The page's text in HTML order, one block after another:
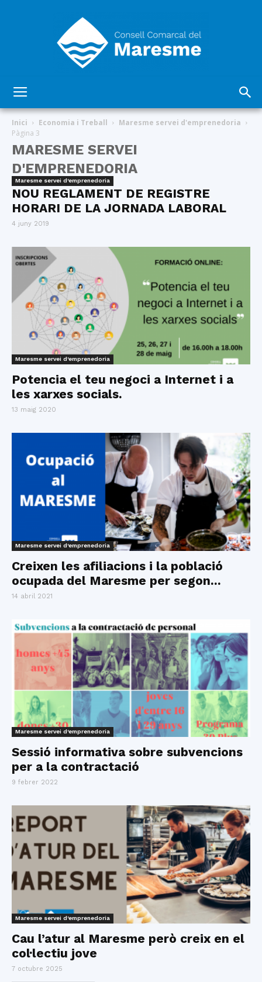
Comarcal
del
Maresme
Inici Economia i Treball
Maresme servei d'emprenedoria
Pàgina 3
MARESME SERVEI
D'EMPRENEDORIA
Maresme servei d'emprenedoria
NOU REGLAMENT DE REGISTRE
HORARI DE LA JORNADA LABORAL
4 juny 2019
Maresme servei d'emprenedoria
Potencia el teu negoci a Internet i a
les xarxes socials.
13 maig 2020
Maresme servei d'emprenedoria
Creixen les afiliacions i la població
ocupada del Maresme per segon...
14 abril 2021
Maresme servei d'emprenedoria
Sessió informativa sobre subvencions
per a la contractació
9 febrer 2022
Maresme servei d'emprenedoria
Cau l’atur al Maresme però creix en el
col·lectiu jove
7 octubre 2025